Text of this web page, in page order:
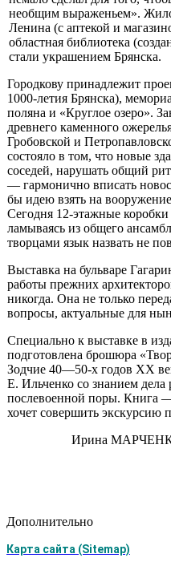
необщим выраженьем».
Ленина (с апте­кой и
областная библиотека
стали украшением Брянска.
Городкову принадлежит
1000-летия Брянска),
поляна и «Круглое озеро».
древнего каменного
Гробовской и
состояло в том, что новые
соседей, нарушать общий
— гар­монично вписать
бы идею взять на
Сегодня 12-этажные
ламываясь из общего
творцами язык назвать не
Выставка на бульваре
работы прежних
никогда. Она не только
вопросы, актуальные для
Специально к выставке в
подготов­лена брошюра
Зодчие 40—50-х годов XX
Е. Ильченко со знанием дела
послевоен­ной поры. Книга
хочет совершить экскурсию
Ирина
Дополнительно
Карта сайта (Sitemap)